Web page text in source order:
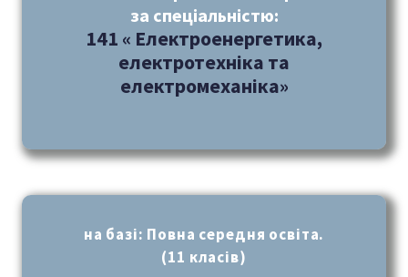
за спеціальністю:
141 « Електроенергетика,
електротехніка та
електромеханіка»
на базі: Повна середня освіта.
(11 класів)